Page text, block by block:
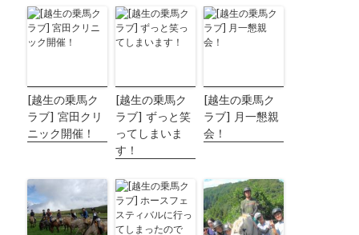
[越生の乗馬ク
ラブ] 宮田クリ
ニック開催！
[越生の乗馬ク
ラブ] ずっと笑
ってしまいま
す！
[越生の乗馬ク
ラブ] 月一懇親
会！